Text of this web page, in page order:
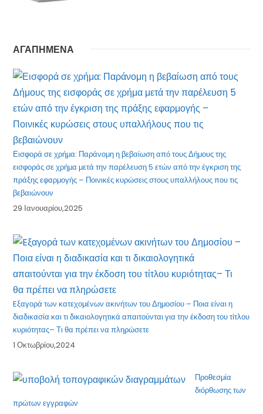
ΑΓΑΠΗΜΕΝΑ
Εισφορά σε χρήμα: Παράνομη η βεβαίωση από τους Δήμους της
εισφοράς σε χρήμα μετά την παρέλευση 5 ετών από την έγκριση της
πράξης εφαρμογής – Ποινικές κυρώσεις στους υπαλλήλους που τις
βεβαιώνουν
29 Ιανουαρίου,2025
Eξαγορά των κατεχομένων ακινήτων του Δημοσίου – Ποια είναι η
διαδικασία και τι δικαιολογητικά απαιτούνται για την έκδοση του τίτλου
κυριότητας– Τι θα πρέπει να πληρώσετε
1 Οκτωβρίου,2024
Προθεσμία
διόρθωσης των
πρώτων εγγραφών